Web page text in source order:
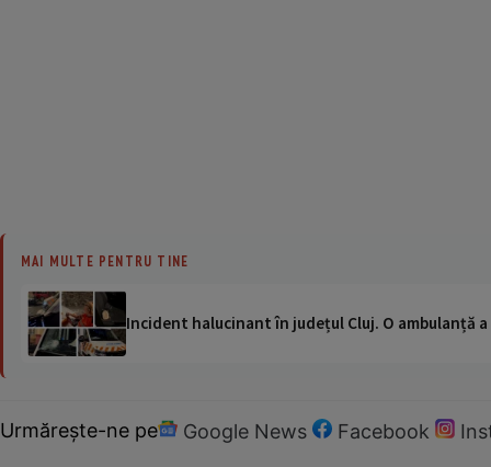
MAI MULTE PENTRU TINE
Incident halucinant în județul Cluj. O ambulanță
Urmărește-ne pe Google News Facebook